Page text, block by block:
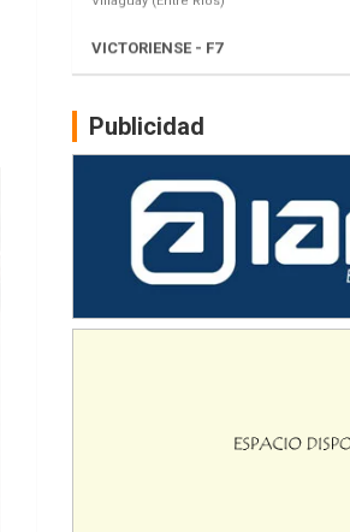
Victoria (Entre Ríos)
Moto Club Reginense (Tierra)
Gral. E. Godoy (Río Negro)
CSK - F7
Juventud Unida (Tierra)
Humboldt (Santa Fe)
NORESTE SANTAFESINO - F6
Avellaneda (Santa Fe)
Publicidad